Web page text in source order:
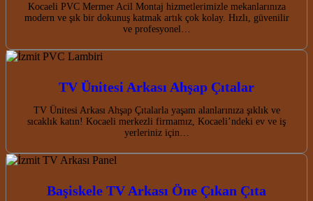
Kocaeli PVC Mermer Acil Montaj hizmetlerimizle mekanlarınıza
modern ve şık bir dokunuş katmak artık çok kolay. Hızlı, güvenilir
ve profesyonel…
TV Ünitesi Arkası Ahşap Çıtalar
TV Ünitesi Arkası Ahşap Çıtalarla yaşam alanlarınıza şıklık ve
sıcaklık katın! Kocaeli merkezli firmamız, Kocaeli’ndeki ev ve iş
yerleriniz için…
Başiskele TV Arkası Öne Çıkan Çıta